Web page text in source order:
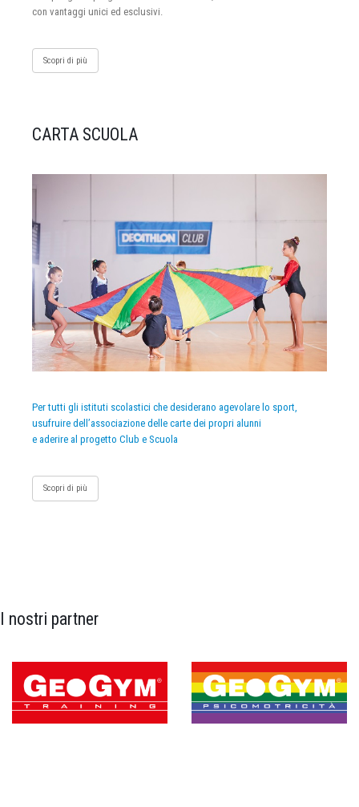
con vantaggi unici ed esclusivi.
Scopri di più
CARTA SCUOLA
Per tutti gli istituti scolastici che desiderano agevolare lo sport,
usufruire dell’associazione delle carte dei propri alunni
e aderire al progetto Club e Scuola
Scopri di più
I nostri partner